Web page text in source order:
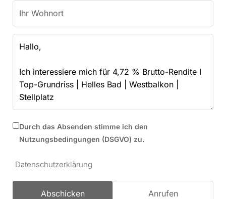
Durch das Absenden stimme ich den
Nutzungsbedingungen (DSGVO) zu.
Datenschutzerklärung
Abschicken Anrufen